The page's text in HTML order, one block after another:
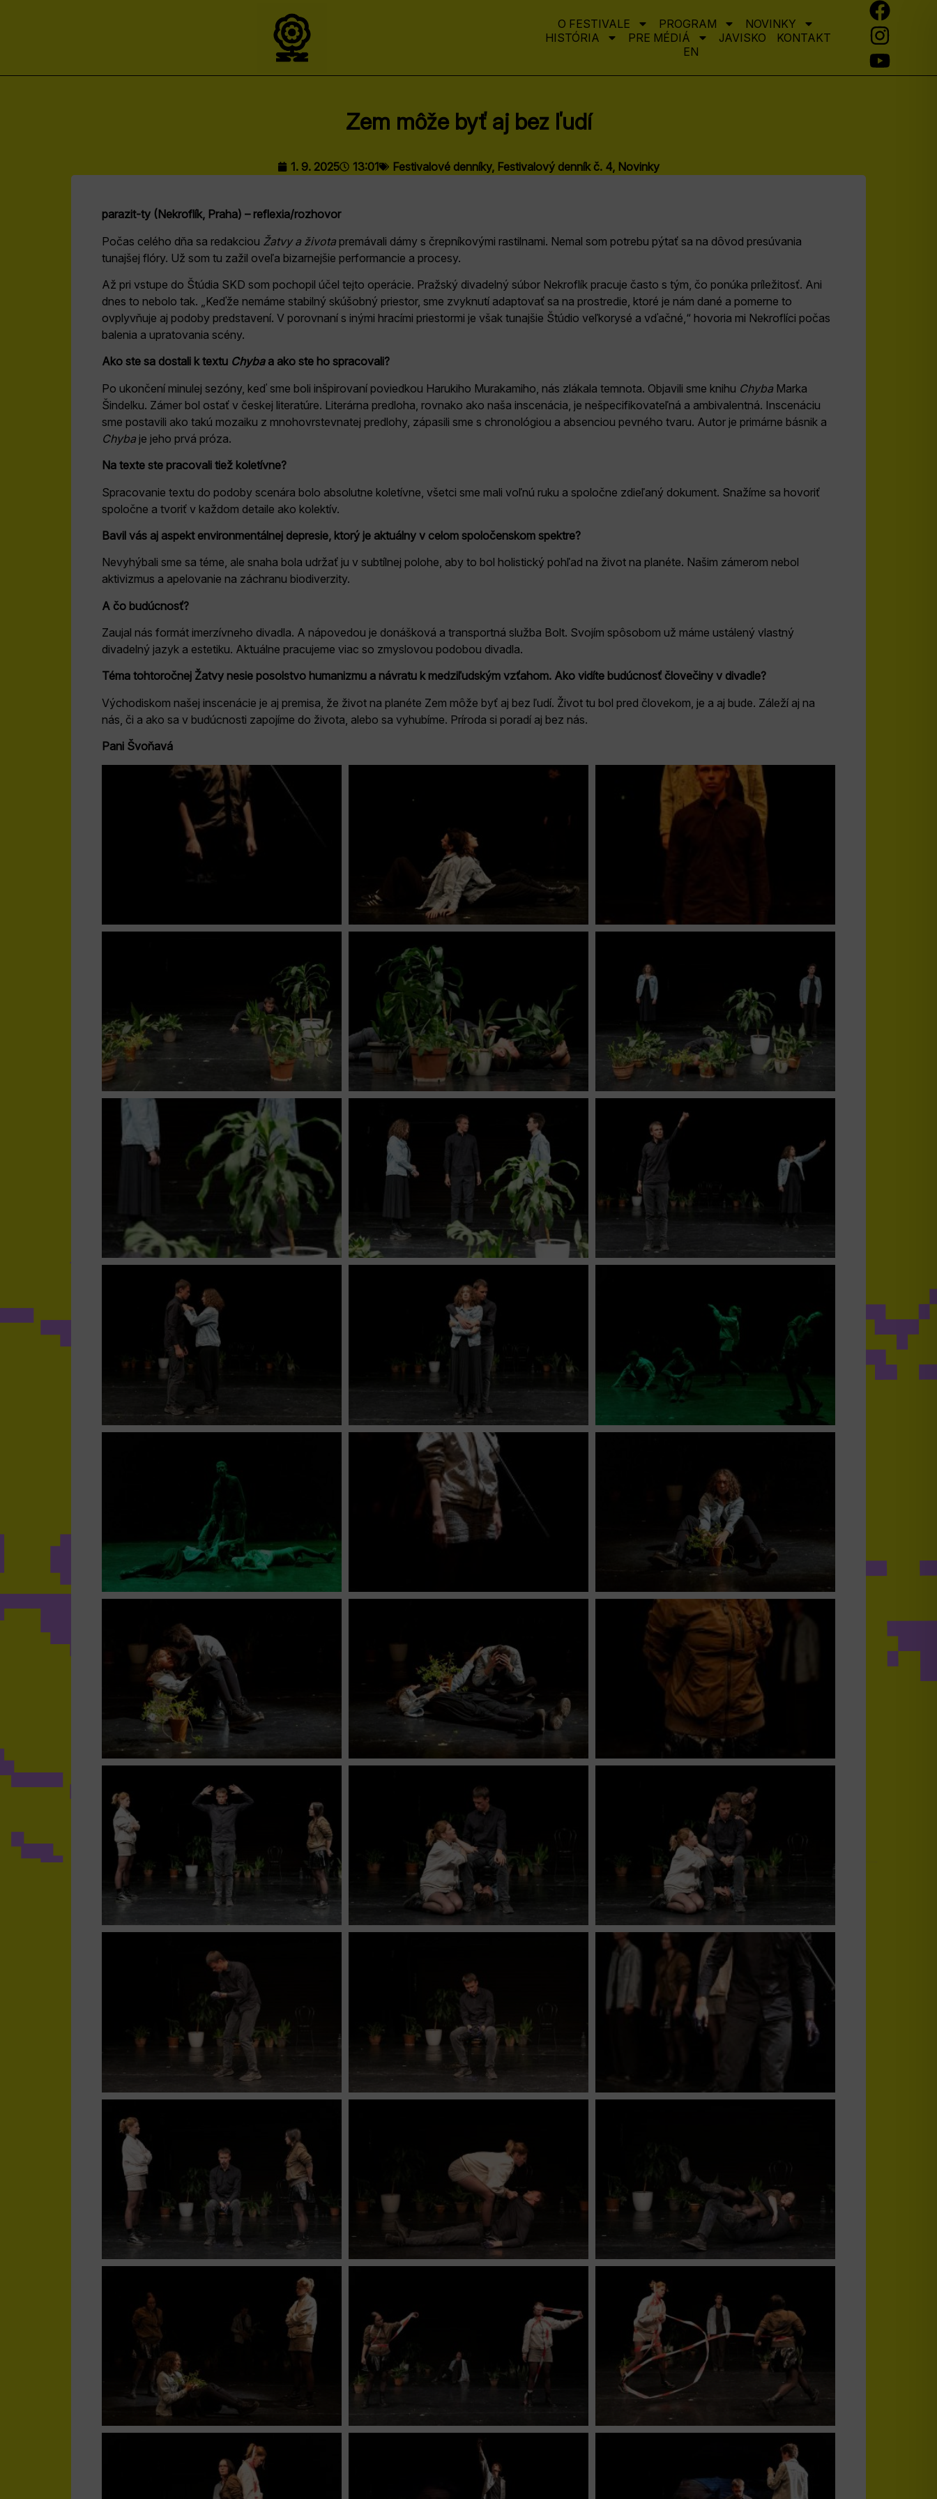
O FESTIVALE PROGRAM
NOVINKY
HISTÓRIA
PRE MÉDIÁ JAVISKO
KONTAKT
EN
Zem môže byť aj bez ľudí
1. 9. 2025 13:01 Festivalové denníky, Festivalový denník č. 4, Novinky
parazit-ty (Nekroflík, Praha) – reflexia/rozhovor
Počas celého dňa sa redakciou Žatvy a života premávali dámy s črepníkovými rastilnami. Nemal som potrebu pýtať sa na dôvod presúvania
tunajšej flóry. Už som tu zažil oveľa bizarnejšie performancie a procesy.
Až pri vstupe do Štúdia SKD som pochopil účel tejto operácie. Pražský divadelný súbor Nekroflík pracuje často s tým, čo ponúka príležitosť. Ani
dnes to nebolo tak. „Keďže nemáme stabilný skúšobný priestor, sme zvyknutí adaptovať sa na prostredie, ktoré je nám dané a pomerne to
ovplyvňuje aj podoby predstavení. V porovnaní s inými hracími priestormi je však tunajšie Štúdio veľkorysé a vďačné,“ hovoria mi Nekroflíci počas
balenia a upratovania scény.
Ako ste sa dostali k textu Chyba a ako ste ho spracovali?
Po ukončení minulej sezóny, keď sme boli inšpirovaní poviedkou Harukiho Murakamiho, nás zlákala temnota. Objavili sme knihu Chyba Marka
Šindelku. Zámer bol ostať v českej literatúre. Literárna predloha, rovnako ako naša inscenácia, je nešpecifikovateľná a ambivalentná. Inscenáciu
sme postavili ako takú mozaiku z mnohovrstevnatej predlohy, zápasili sme s chronológiou a absenciou pevného tvaru. Autor je primárne básnik a
Chyba je jeho prvá próza.
Na texte ste pracovali tiež koletívne?
Spracovanie textu do podoby scenára bolo absolutne koletívne, všetci sme mali voľnú ruku a spoločne zdieľaný dokument. Snažíme sa hovoriť
spoločne a tvoriť v každom detaile ako kolektív.
Bavil vás aj aspekt environmentálnej depresie, ktorý je aktuálny v celom spoločenskom spektre?
Nevyhýbali sme sa téme, ale snaha bola udržať ju v subtílnej polohe, aby to bol holistický pohľad na život na planéte. Našim zámerom nebol
aktivizmus a apelovanie na záchranu biodiverzity.
A čo budúcnosť?
Zaujal nás formát imerzívneho divadla. A nápovedou je donášková a transportná služba Bolt. Svojím spôsobom už máme ustálený vlastný
divadelný jazyk a estetiku. Aktuálne pracujeme viac so zmyslovou podobou divadla.
Téma tohtoročnej Žatvy nesie posolstvo humanizmu a návratu k medziľudským vzťahom. Ako vidíte budúcnosť človečiny v divadle?
Východiskom našej inscenácie je aj premisa, že život na planéte Zem môže byť aj bez ľudí. Život tu bol pred človekom, je a aj bude. Záleží aj na
nás, či a ako sa v budúcnosti zapojíme do života, alebo sa vyhubíme. Príroda si poradí aj bez nás.
Pani Švoňavá